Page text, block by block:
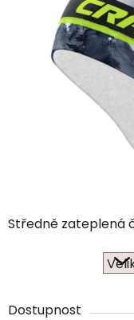
Středně zateplená
Dostupnost